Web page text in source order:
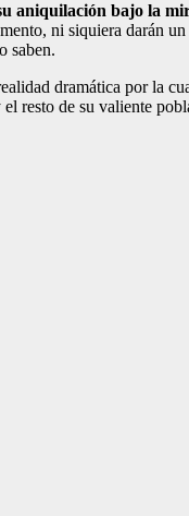
aniquilación bajo la
ni siquiera darán
saben.
dramática por la
resto de su valiente